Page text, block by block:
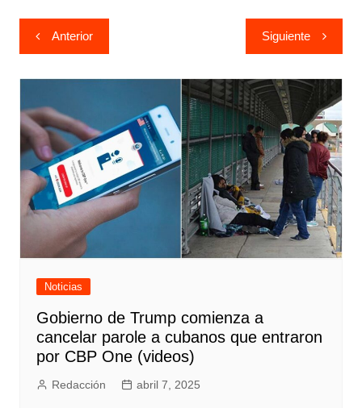
Navegación
de
entradas
Anterior Siguiente
Noticias
Gobierno de Trump comienza a
cancelar parole a cubanos que entraron
por CBP One (videos)
Redacción abril 7, 2025